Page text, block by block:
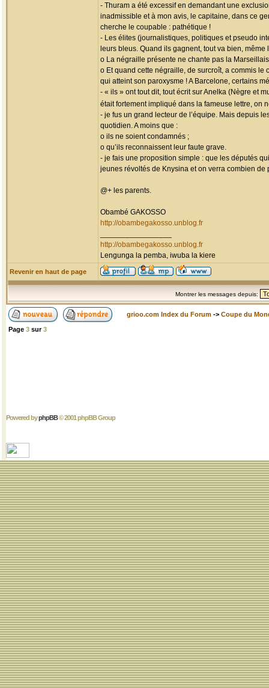
- Thuram a été excessif en demandant une
inadmissible et à mon avis, le capitaine, dans ce
cherche le coupable : pathétique !
- Les élites (journalistiques, politiques et pseudo
leurs bleus. Quand ils gagnent, tout va bien,
o La négraille présente ne chante pas la
o Et quand cette négraille, de surcroît, a commis le
qui atteint son paroxysme ! A Barcelone, certains
- « ils » ont tout dit, tout écrit sur Anelka (Nègre et
était fortement impliqué dans la fameuse lettre,
- je fus un grand lecteur de l’équipe. Mais depuis
quotidien. A moins que :
o ils ne soient condamnés ;
o qu’ils reconnaissent leur faute grave.
- je fais une proposition simple : que les députés
jeunes révoltés de Knysina et on verra combien
@+ les parents.
Obambé GAKOSSO
http://obambegakosso.unblog.fr
http://obambegakosso.unblog.fr
Lengunga la pemba, iwuba la kiere
Revenir en haut de page
Montrer les messages depuis:
grioo.com Index du Forum -> Coupe du
Page 3 sur3
Powered byphpBB© 2001 phpBB Group